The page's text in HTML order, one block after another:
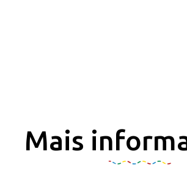
Mais